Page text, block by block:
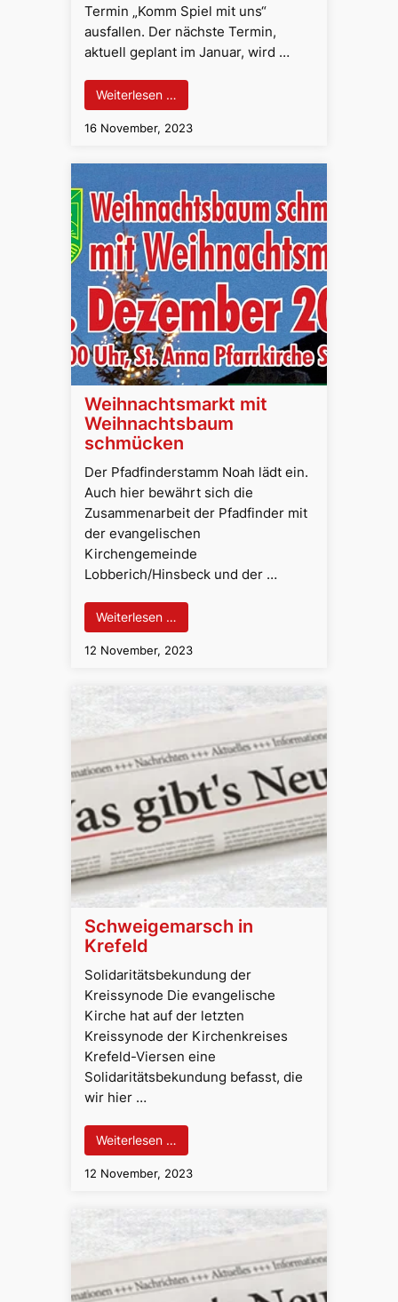
Termin „Komm Spiel mit uns“
ausfallen. Der nächste Termin,
aktuell geplant im Januar, wird …
Weiterlesen …
16 November, 2023
Weihnachtsmarkt mit
Weihnachtsbaum
schmücken
Der Pfadfinderstamm Noah lädt ein.
Auch hier bewährt sich die
Zusammenarbeit der Pfadfinder mit
der evangelischen
Kirchengemeinde
Lobberich/Hinsbeck und der …
Weiterlesen …
12 November, 2023
Schweigemarsch in
Krefeld
Solidaritätsbekundung der
Kreissynode Die evangelische
Kirche hat auf der letzten
Kreissynode der Kirchenkreises
Krefeld-Viersen eine
Solidaritätsbekundung befasst, die
wir hier …
Weiterlesen …
12 November, 2023